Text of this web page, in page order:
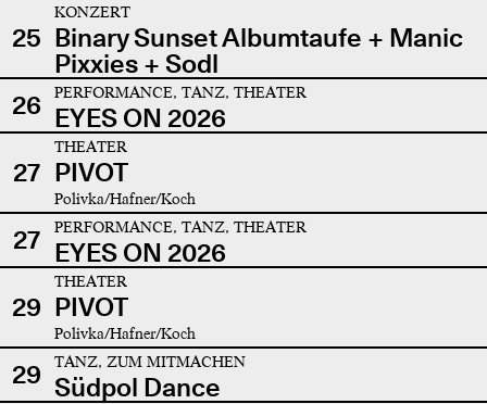
25
KONZERT
Binary Sunset Albumtaufe + Manic
Pixxies + Sodl
26
PERFORMANCE, TANZ, THEATER
EYES ON 2026
27
THEATER
PIVOT
Polivka/Hafner/Koch
27 PERFORMANCE, TANZ, THEATER
EYES ON 2026
29
THEATER
PIVOT
Polivka/Hafner/Koch
29 TANZ, ZUM MITMACHEN
Südpol Dance